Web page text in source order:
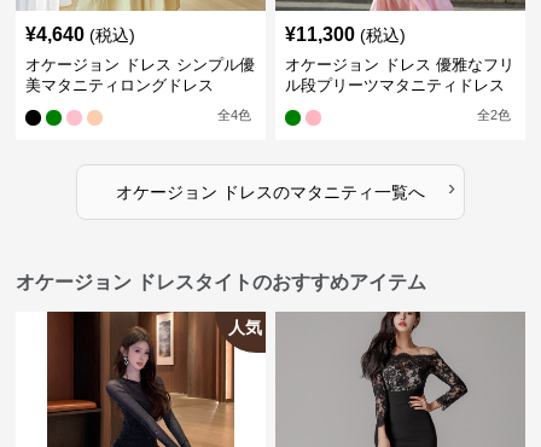
¥4,640 (税込)
オケージョン ドレス シンプル優
美マタニティロングドレス
全4色
¥11,300 (税込)
オケージョン ドレス 優雅なフリ
ル段プリーツマタニティドレス
全2色
オケージョン ドレスのマタニティ一覧へ ›
オケージョン ドレスタイトのおすすめアイテム
人気